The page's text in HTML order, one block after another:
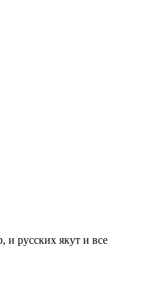
и русских якут и все